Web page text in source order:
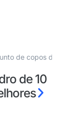
de 10